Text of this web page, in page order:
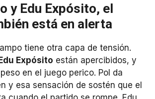
y Edu Expósito, el
está en alerta
tiene otra capa de tensión.
Expósito están apercibidos, y
en el juego perico. Pol da
y esa sensación de sostén que el